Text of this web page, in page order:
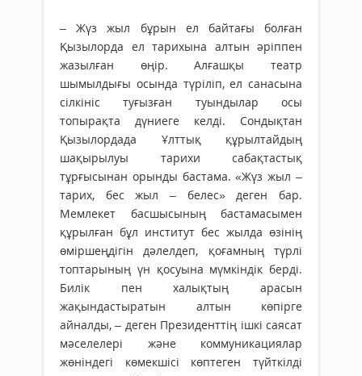
– Жүз жыл бұрын ел байтағы болған
Қызылорда ел тарихына алтын әріппен
жазылған өңір. Алғашқы театр
шымылдығы осында түріліп, ел санасына
сілкініс туғызған туындылар осы
топырақта дү­ниеге келді. Сондықтан
Қызылордада Ұлт­тық құрыл­тайдың
шақырылуы тарихи сабақ­тастық
тұрғысынан орынды бастама. «Жүз жыл –
тарих, бес жыл – белес» деген бар.
Мемлекет басшысының бас­тамасымен
құрылған бұл институт бес жылда өзінің
өміршеңдігін дәлелдеп, қоғамның түрлі
топтарының үн қосуына мүмкіндік берді.
Билік пен халықтың арасын
жақындастыратын алтын көпірге
айналды, – деген Президенттің ішкі саясат
мәселелері және коммуникациялар
жөніндегі көмекшісі көптеген түйткілді